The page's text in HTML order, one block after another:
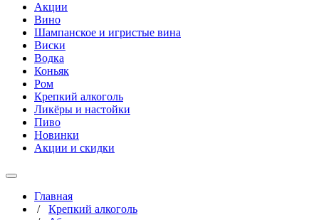
Акции
Вино
Шампанское и игристые вина
Виски
Водка
Коньяк
Ром
Крепкий алкоголь
Ликёры и настойки
Пиво
Новинки
Акции и скидки
Главная
/ Крепкий алкоголь